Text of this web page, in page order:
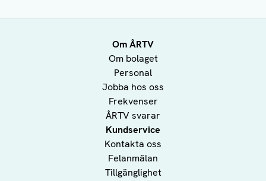
Om ÅRTV
Om bolaget
Personal
Jobba hos oss
Frekvenser
ÅRTV svarar
Kundservice
Kontakta oss
Felanmälan
Tillgänglighet